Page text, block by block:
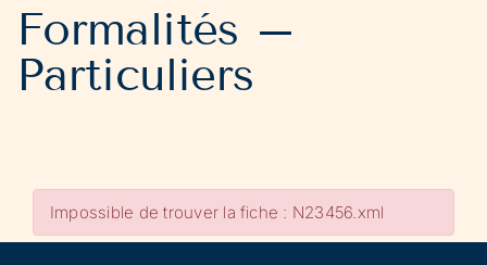
Formalités –
Particuliers
Impossible de trouver la fiche : N23456.xml